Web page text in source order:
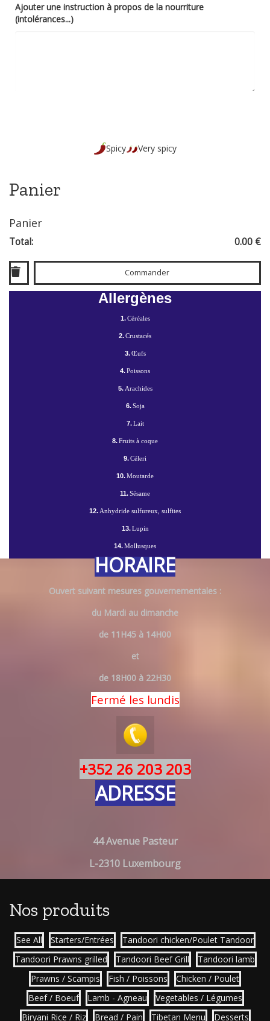
Ajouter une instruction à propos de la nourriture
(intolérances...)
Spicy Very spicy
Panier
Panier
Total: 0.00 €
Commander
Allergènes
1.Céréales
2.Crustacés
3.Œufs
4.Poissons
5. Arachides
6.Soja
7.Lait
8.Fruits à coque
9.Céleri
10.Moutarde
11.Sésame
12. Anhydride sulfureux, sulfites
13.Lupin
14.Mollusques
HORAIRE
Ouvert suivant mesures gouvernementales :
du Mardi au dimanche
de 11H45 à 14H00
et
de 18H00 à 22H30
Fermé les lundis
+352 26 203 203
ADRESSE
44 Avenue Pasteur
L-2310 Luxembourg
Nos produits
See All Starters/Entrées
Tandoori chicken/Poulet Tandoor
Tandoori Prawns grilled
Tandoori Beef Grill
Tandoori lamb
Prawns / Scampis
Fish / Poissons
Chicken / Poulet
Beef / Boeuf
Lamb - Agneau
Vegetables / Légumes
Biryani Rice / Riz
Bread / Pain Tibetan Menu Desserts